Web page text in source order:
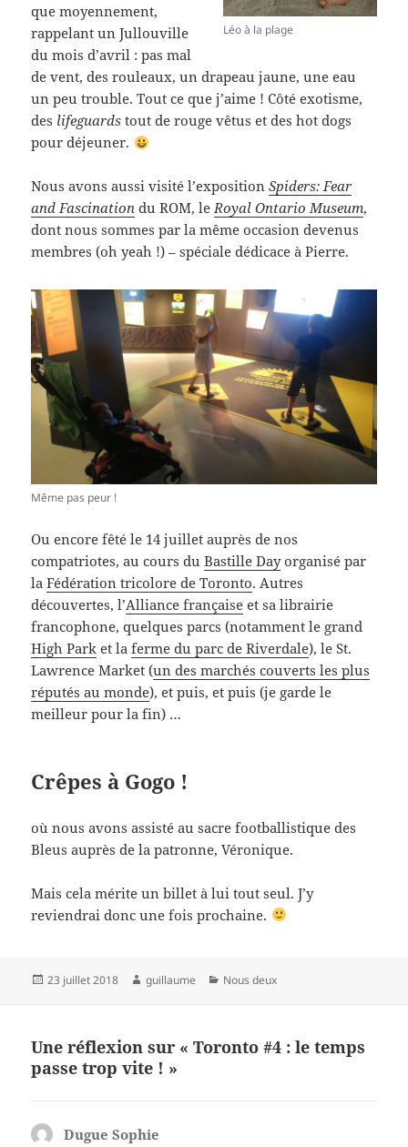
Léo à la plage
que moyennement,
rappelant un Jullouville
du mois d’avril : pas mal
de vent, des rouleaux, un drapeau jaune, une eau
un peu trouble. Tout ce que j’aime ! Côté exotisme,
des lifeguards tout de rouge vêtus et des hot dogs
pour déjeuner.
Nous avons aussi visité l’expositionSpiders: Fear
and Fascination du ROM, leRoyal Ontario Museum,
dont nous sommes par la même occasion devenus
membres (oh yeah !) – spéciale dédicace à Pierre.
Même pas peur !
Ou encore fêté le 14 juillet auprès de nos
compatriotes, au cours duBastille Dayorganisé par
laFédération tricolore de Toronto. Autres
découvertes, l’Alliance française et sa librairie
francophone, quelques parcs (notamment le grand
High Park et laferme du parc de Riverdale), le St.
Lawrence Market (un des marchés couverts les plus
réputés au monde), et puis, et puis (je garde le
meilleur pour la fin) …
Crêpes à Gogo !
où nous avons assisté au sacre footballistique des
Bleus auprès de la patronne, Véronique.
Mais cela mérite un billet à lui tout seul. J’y
reviendrai donc une fois prochaine.
Publié
23 juillet 2018 Auteur
guillaume Catégories
Nous deux
Une réflexion sur « Toronto #4 : le temps
passe trop vite ! »
Dugue Sophie